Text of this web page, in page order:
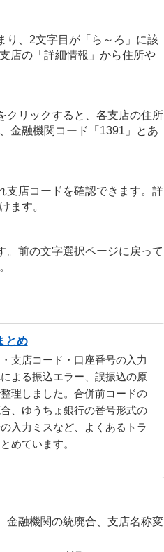
り、2文字目が「ら～ろ」に該
店の「詳細情報」から住所や
クリックすると、各支店の住所
金融機関コード「1391」とあ
支店コードを確認できます。詳
ます。
。前の文字選択ページに戻って
とめ
支店コード・口座番号の入力
よる振込エラー、誤振込の原
理しました。合併前コードの
、ゆうちょ銀行の番号形式の
入力ミスなど、よくあるトラ
めています。
金融機関の統廃合、支店名称変